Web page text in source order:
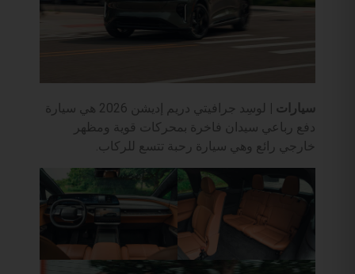
سيارات |
لوسِد جرافيتي دريم إديشن 2026 هي سيارة
دفع رباعي سيدان فاخرة بمحركات قوية ومظهر
خارجي رائع وهي سيارة رحبة تتسع للركاب.